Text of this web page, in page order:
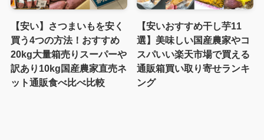
【安い】さつまいもを安く
買う4つの方法！おすすめ
20kg大量箱売りスーパーや
訳あり10kg国産農家直売ネ
ット通販食べ比べ比較
【安いおすすめ干し芋11
選】美味しい国産農家やコ
スパいい楽天市場で買える
通販箱買い取り寄せランキ
ング